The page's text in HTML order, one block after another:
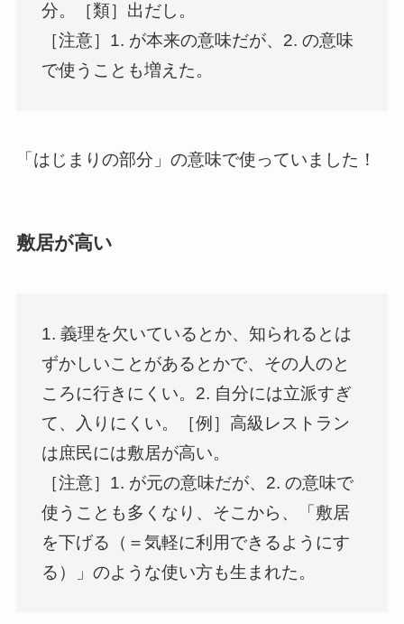
分。［類］出だし。
［注意］1. が本来の意味だが、2. の意味
で使うことも増えた。
「はじまりの部分」の意味で使っていました！
敷居が高い
1. 義理を欠いているとか、知られるとは
ずかしいことがあるとかで、その人のと
ころに行きにくい。2. 自分には立派すぎ
て、入りにくい。［例］高級レストラン
は庶民には敷居が高い。
［注意］1. が元の意味だが、2. の意味で
使うことも多くなり、そこから、「敷居
を下げる（＝気軽に利用できるようにす
る）」のような使い方も生まれた。